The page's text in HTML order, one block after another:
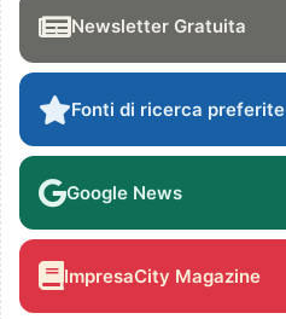
Newsletter Gratuita
Fonti di ricerca preferite
Google News
ImpresaCity Magazine